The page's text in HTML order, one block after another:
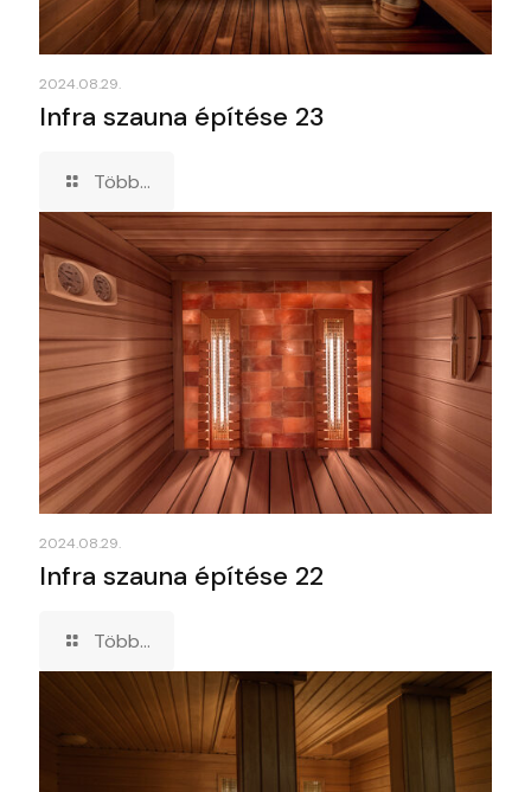
2024.08.29.
Infra szauna építése 23
Több...
2024.08.29.
Infra szauna építése 22
Több...